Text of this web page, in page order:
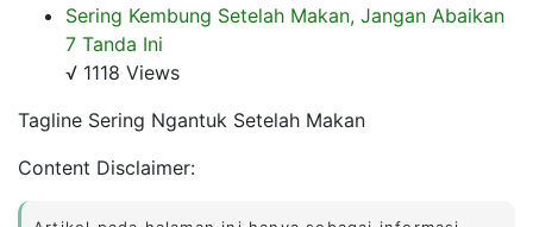
Sering Kembung Setelah Makan, Jangan Abaikan
7 Tanda Ini
√ 1118 Views
Tagline Sering Ngantuk Setelah Makan
Content Disclaimer: